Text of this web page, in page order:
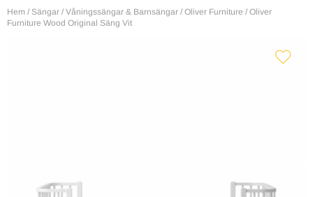
Hem / Sängar / Våningssängar & Barnsängar / Oliver Furniture / Oliver
Furniture Wood Original Säng Vit